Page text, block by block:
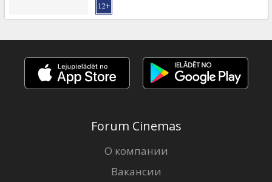
Forum Cinemas
О компании
Вакансии